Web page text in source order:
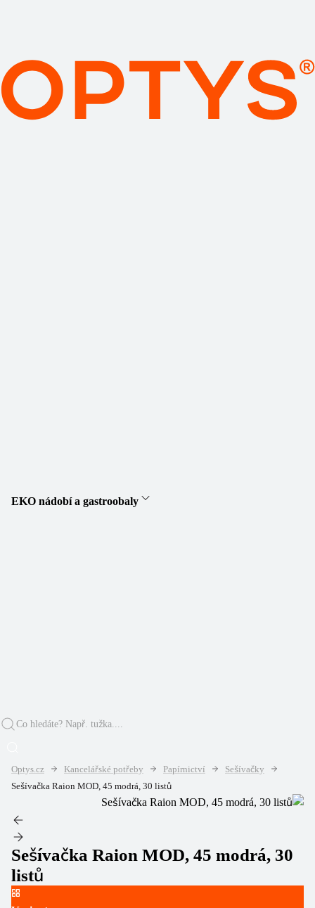
EKO nádobí a gastroobaly
Optys.cz Kancelářské potřeby Papírnictví
Sešívačky
Sešívačka Raion MOD, 45 modrá, 30 listů
Sešívačka Raion MOD, 45 modrá, 30
listů